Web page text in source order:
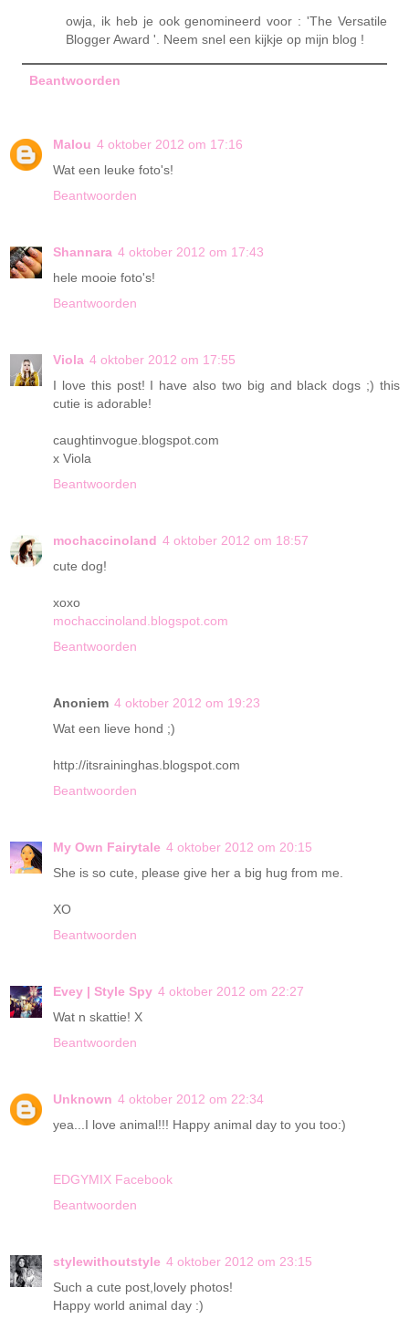
owja, ik heb je ook genomineerd voor : 'The Versatile
Blogger Award '. Neem snel een kijkje op mijn blog !
Beantwoorden
Malou 4 oktober 2012 om 17:16
Wat een leuke foto's!
Beantwoorden
Shannara 4 oktober 2012 om 17:43
hele mooie foto's!
Beantwoorden
Viola 4 oktober 2012 om 17:55
I love this post! I have also two big and black dogs ;) this
cutie is adorable!
caughtinvogue.blogspot.com
x Viola
Beantwoorden
mochaccinoland 4 oktober 2012 om 18:57
cute dog!
xoxo
mochaccinoland.blogspot.com
Beantwoorden
Anoniem 4 oktober 2012 om 19:23
Wat een lieve hond ;)
http://itsraininghas.blogspot.com
Beantwoorden
My Own Fairytale 4 oktober 2012 om 20:15
She is so cute, please give her a big hug from me.
XO
Beantwoorden
Evey | Style Spy 4 oktober 2012 om 22:27
Wat n skattie! X
Beantwoorden
Unknown 4 oktober 2012 om 22:34
yea...I love animal!!! Happy animal day to you too:)
EDGYMIX Facebook
Beantwoorden
stylewithoutstyle 4 oktober 2012 om 23:15
Such a cute post,lovely photos!
Happy world animal day :)